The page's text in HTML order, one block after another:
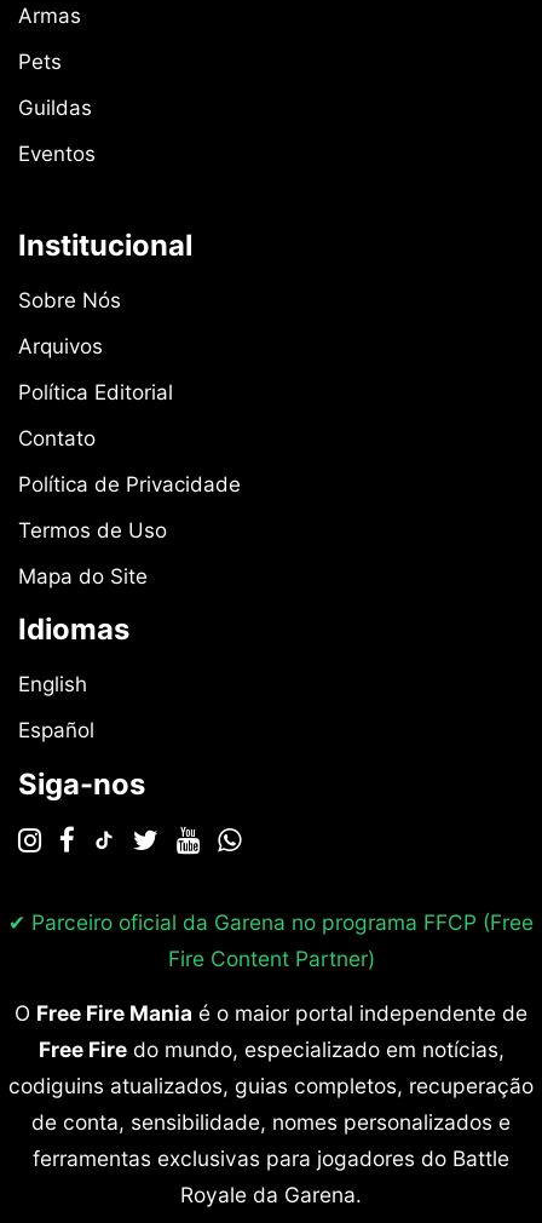
Armas
Pets
Guildas
Eventos
Institucional
Sobre Nós
Arquivos
Política Editorial
Contato
Política de Privacidade
Termos de Uso
Mapa do Site
Idiomas
English
Español
Siga-nos
✔ Parceiro oficial da Garena no programa FFCP (Free
Fire Content Partner)
O Free Fire Mania é o maior portal independente de
Free Firedo mundo, especializado em notícias,
codiguins atualizados, guias completos, recuperação
de conta, sensibilidade, nomes personalizados e
ferramentas exclusivas para jogadores do Battle
Royale da Garena.